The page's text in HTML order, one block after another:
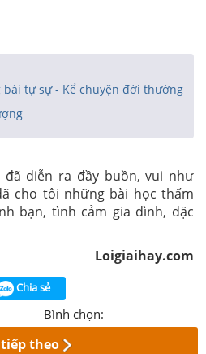
bài tự sự - Kể chuyện đời thường
đã diễn ra đầy buồn, vui như
cho tôi những bài học thấm
bạn, tình cảm gia đình, đặc
Loigiaihay.com
Chia sẻ
Bình chọn:
theo